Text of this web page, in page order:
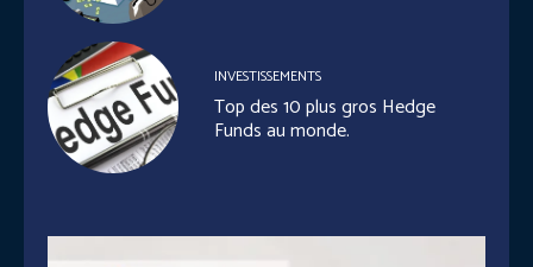
INVESTISSEMENTS
Top des 10 plus gros Hedge
Funds au monde.